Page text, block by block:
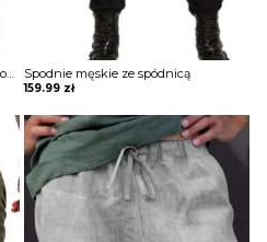
Spodnie wiązane w pasie z odblaskowymi elementami Spodnie męskie ze spódnicą
159.99 zł